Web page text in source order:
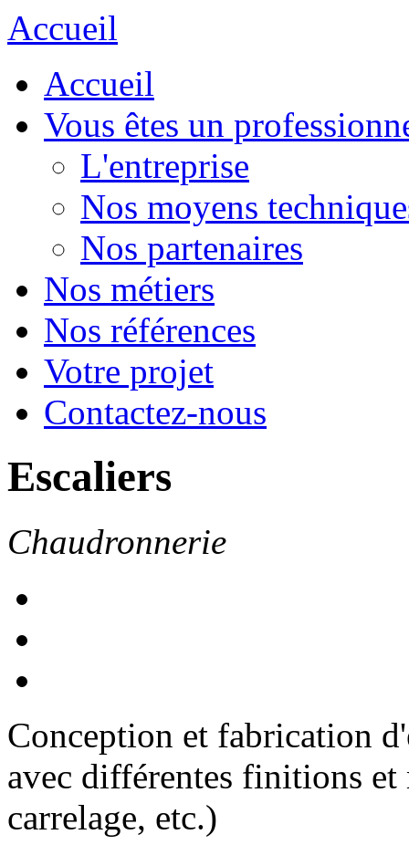
Accueil
Accueil
Vous êtes un
L'entreprise
Nos moyens
Nos partenaires
Nos métiers
Nos références
Votre projet
Contactez-nous
Escaliers
Chaudronnerie
Conception et fabrication
avec différentes finitions et
carrelage, etc.)